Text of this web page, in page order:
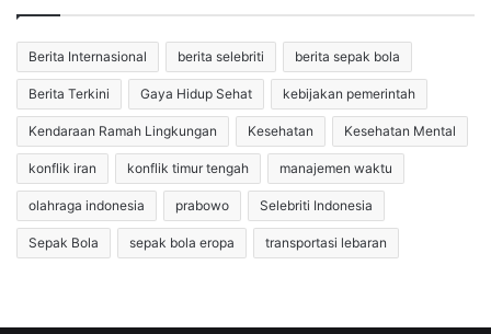
Berita Internasional berita selebriti berita sepak bola
Berita Terkini Gaya Hidup Sehat kebijakan pemerintah
Kendaraan Ramah Lingkungan Kesehatan Kesehatan Mental
konflik iran konflik timur tengah manajemen waktu
olahraga indonesia prabowo Selebriti Indonesia
Sepak Bola sepak bola eropa transportasi lebaran